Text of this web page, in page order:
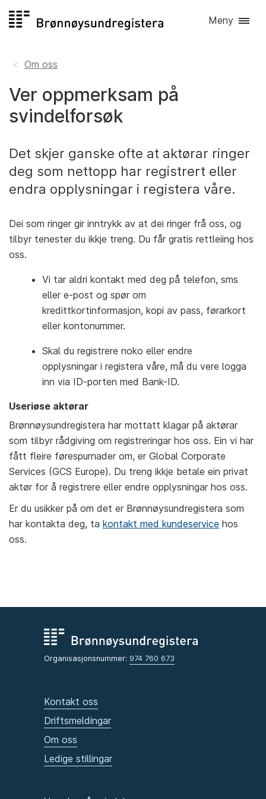
til
Meny
Om oss
Ver oppmerksam på
svindelforsøk
Det skjer ganske ofte at aktørar ringer
deg som nettopp har registrert eller
endra opplysningar i registera våre.
Dei som ringer gir inntrykk av at dei ringer frå oss, og
tilbyr tenester du ikkje treng. Du får gratis rettleiing hos
oss.
Vi tar aldri kontakt med deg på telefon, sms
eller e-post og spør om
kredittkortinformasjon, kopi av pass, førarkort
eller kontonummer.
Skal du registrere noko eller endre
opplysningar i registera våre, må du vere logga
inn via ID-porten med Bank-ID.
Useriøse aktørar
Brønnøysundregistera har mottatt klagar på aktørar
som tilbyr rådgiving om registreringar hos oss. Ein vi har
fått fleire førespurnader om, er Global Corporate
Services (GCS Europe). Du treng ikkje betale ein privat
aktør for å registrere eller endre opplysningar hos oss.
Er du usikker på om det er Brønnøysundregistera som
har kontakta deg, ta kontakt med kundeservice hos
oss.
Organisasjonsnummer: 974 760 673
Kontakt oss
Driftsmeldingar
Om oss
Ledige stillingar